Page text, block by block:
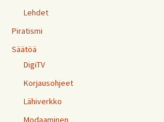
Lehdet
Piratismi
Säätöä
DigiTV
Korjausohjeet
Lähiverkko
Modaaminen